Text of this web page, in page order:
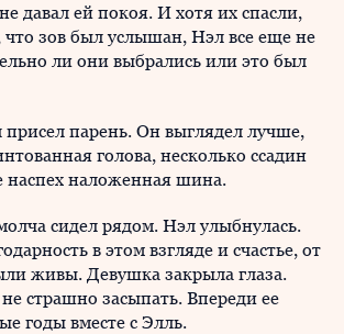
давал ей покоя. И хотя их спасли,
что зов был услышан, Нэл все еще не
ли они выбрались или это был
парень. Он выглядел лучше,
голова, несколько ссадин
наспех наложенная шина.
сидел рядом. Нэл улыбнулась.
в этом взгляде и счастье, от
живы. Девушка закрыла глаза.
страшно засыпать. Впереди ее
годы вместе с Элль.